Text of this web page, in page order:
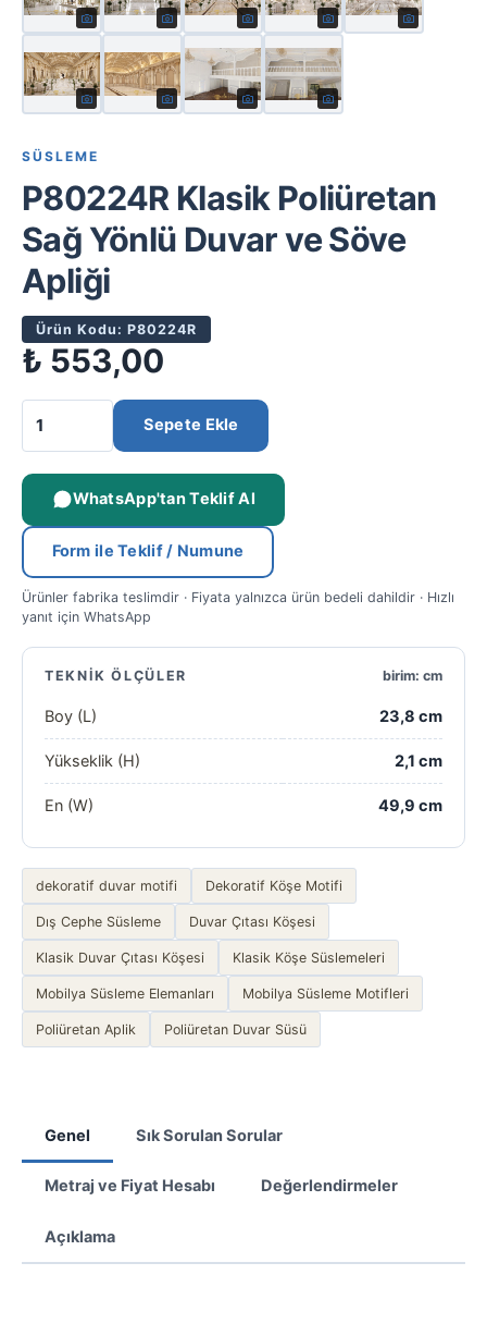
SÜSLEME
P80224R Klasik Poliüretan
Sağ Yönlü Duvar ve Söve
Apliği
Ürün Kodu: P80224R
₺ 553,00
Sepete Ekle
WhatsApp'tan Teklif Al
Form ile Teklif / Numune
Ürünler fabrika teslimdir · Fiyata yalnızca ürün bedeli dahildir · Hızlı
yanıt için WhatsApp
TEKNIK ÖLÇÜLER birim: cm
Boy (L) 23,8 cm
Yükseklik (H) 2,1 cm
En (W) 49,9 cm
dekoratif duvar motifi Dekoratif Köşe Motifi
Dış Cephe Süsleme Duvar Çıtası Köşesi
Klasik Duvar Çıtası Köşesi Klasik Köşe Süslemeleri
Mobilya Süsleme Elemanları Mobilya Süsleme Motifleri
Poliüretan Aplik Poliüretan Duvar Süsü
Genel Sık Sorulan Sorular
Metraj ve Fiyat Hesabı Değerlendirmeler
Açıklama